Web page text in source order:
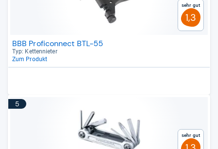
Sehr gut
1,3
BBB Proficonnect BTL-55
Typ: Ket­ten­nie­ter
Zum Produkt
5
Sehr gut